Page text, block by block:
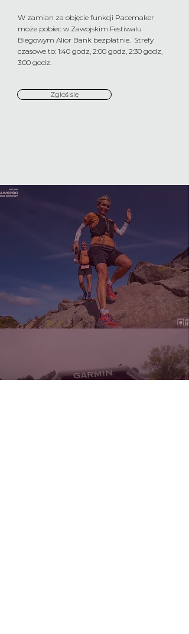
W zamian za objęcie funkcji Pacemaker
może pobiec w Zawojskim Festiwalu
Biegowym Alior Bank bezpłatnie. Strefy
czasowe to: 1:40 godz, 2:00 godz, 2:30 godz,
3:00 godz.
Zgłoś się